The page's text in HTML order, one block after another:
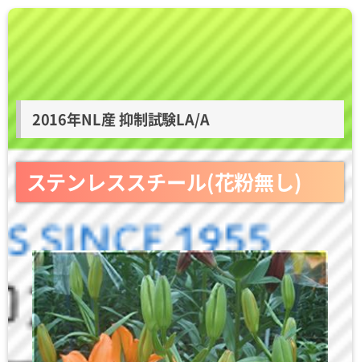
2016年NL産 抑制試験LA/A
ステンレススチール(花粉無し)